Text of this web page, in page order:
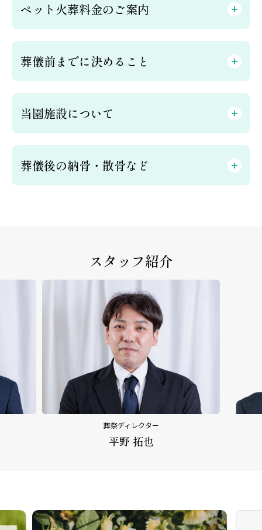
ペット火葬料金のご案内
葬儀前までに決めること
当園施設について
葬儀後の納骨・散骨など
スタッフ紹介